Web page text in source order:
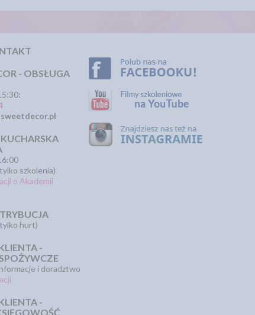
- OBSŁUGA
szkolenia)
o Akademii
hurt)
-
i doradztwo
-